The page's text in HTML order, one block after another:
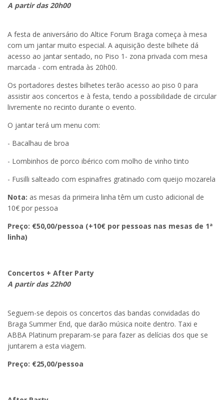
A partir das 20h00
A festa de aniversário do Altice Forum Braga começa à mesa
com um jantar muito especial. A aquisição deste bilhete dá
acesso ao jantar sentado, no Piso 1- zona privada com mesa
marcada - com entrada às 20h00.
Os portadores destes bilhetes terão acesso ao piso 0 para
assistir aos concertos e à festa, tendo a possibilidade de circular
livremente no recinto durante o evento.
O jantar terá um menu com:
- Bacalhau de broa
- Lombinhos de porco ibérico com molho de vinho tinto
- Fusilli salteado com espinafres gratinado com queijo mozarela
Nota: as mesas da primeira linha têm um custo adicional de
10€ por pessoa
Preço: €50,00/pessoa (+10€ por pessoas nas mesas de 1ª
linha)
Concertos + After Party
A partir das 22h00
Seguem-se depois os concertos das bandas convidadas do
Braga Summer End, que darão música noite dentro. Taxi e
ABBA Platinum preparam-se para fazer as delícias dos que se
juntarem a esta viagem.
Preço: €25,00/pessoa